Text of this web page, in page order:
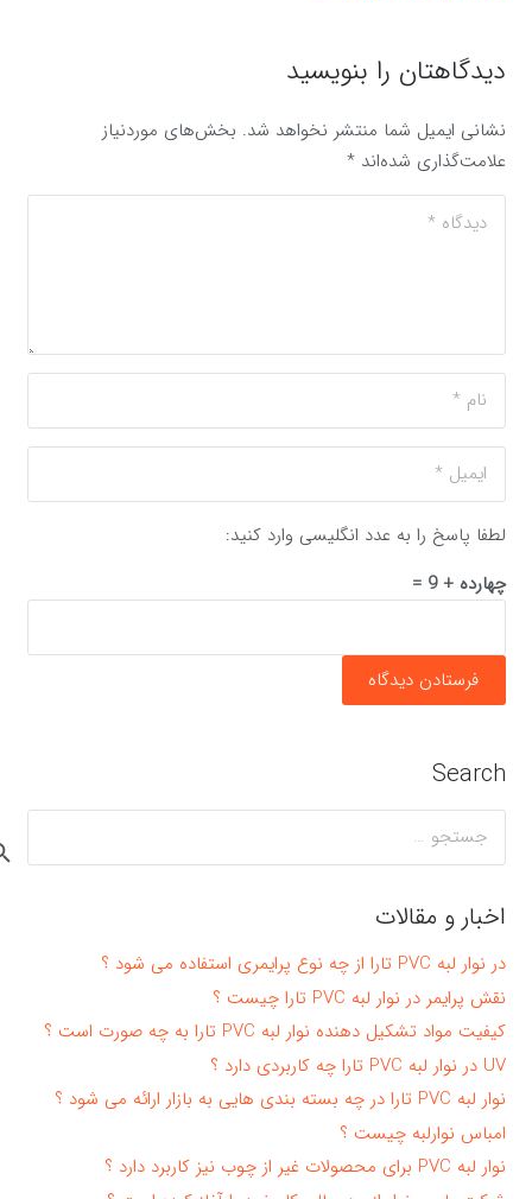
دیدگاهتان را بنویسید
نشانی ایمیل شما منتشر نخواهد شد. بخش‌های موردنیاز
علامت‌گذاری شده‌اند*
لطفا پاسخ را به عدد انگلیسی وارد کنید:
چهارده + 9 =
فرستادن دیدگاه
Search
برای:
اخبار و مقالات
در نوار لبه PVC تارا از چه نوع پرایمری استفاده می شود ؟
نقش پرایمر در نوار لبه PVC تارا چیست ؟
کیفیت مواد تشکیل دهنده نوار لبه PVC تارا به چه صورت است ؟
UV در نوار لبه PVC تارا چه کاربردی دارد ؟
نوار لبه PVC تارا در چه بسته بندی هایی به بازار ارائه می شود ؟
امباس نوارلبه چیست ؟
نوار لبه PVC برای محصولات غیر از چوب نیز کاربرد دارد ؟